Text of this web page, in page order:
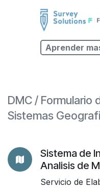
Aprender
DMC / Formulario
Sistemas
Sistema de
Analisis de
Servicio de